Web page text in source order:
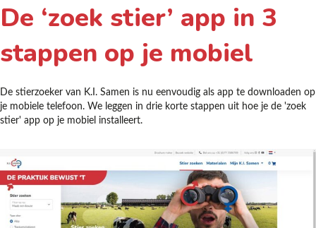
De ‘zoek stier’ app in 3
stappen op je mobiel
De stierzoeker van K.I. Samen is nu eenvoudig als app te downloaden op
je mobiele telefoon. We leggen in drie korte stappen uit hoe je de 'zoek
stier' app op je mobiel installeert.